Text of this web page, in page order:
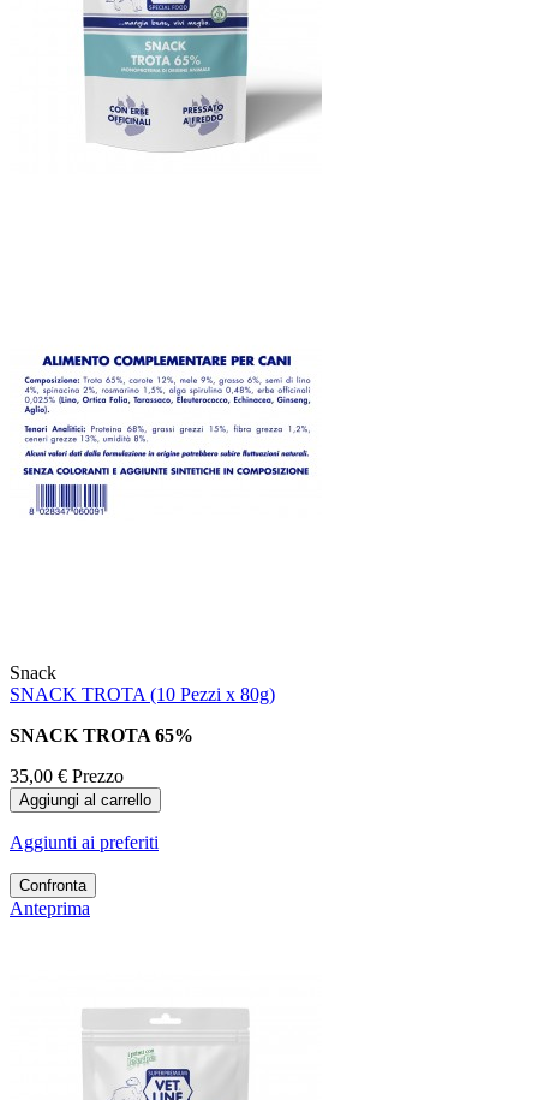
Snack
SNACK TROTA (10 Pezzi x 80g)
SNACK TROTA 65%
35,00 € Prezzo
Aggiungi al carrello
Aggiunti ai preferiti
Confronta
Anteprima